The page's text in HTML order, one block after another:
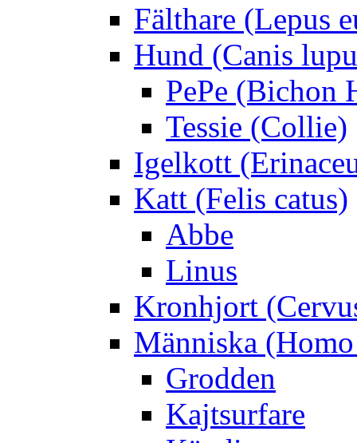
Fälthare (Lepus
Hund (Canis
PePe (Bichon
Tessie (Collie)
Igelkott
Katt (Felis catus)
Abbe
Linus
Kronhjort
Människa
Grodden
Kajtsurfare